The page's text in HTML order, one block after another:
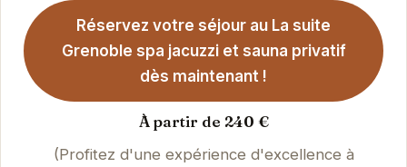
Réservez votre séjour au La suite
Grenoble spa jacuzzi et sauna privatif
dès maintenant !
À partir de 240 €
(Profitez d'une expérience d'excellence à